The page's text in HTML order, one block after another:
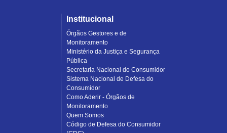
Institucional
Órgãos Gestores e de
Monitoramento
Ministério da Justiça e Segurança
Pública
Secretaria Nacional do Consumidor
Sistema Nacional de Defesa do
Consumidor
Como Aderir - Órgãos de
Monitoramento
Quem Somos
Código de Defesa do Consumidor